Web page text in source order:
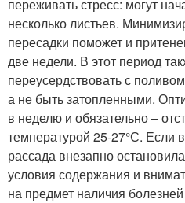
переживать стресс: могут
несколько листьев.
пересадки поможет и
две недели. В этот период
переусердствовать с
а не быть затопленными.
в неделю и обязательно –
температурой 25-27°С. Если
рассада внезапно
условия содержания и
на предмет наличия